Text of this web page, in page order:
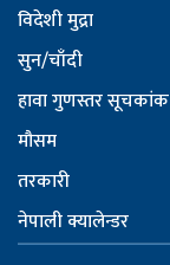
विदेशी मुद्रा
सुन/चाँदी
हावा गुणस्तर सूचकांक
मौसम
तरकारी
नेपाली क्यालेन्डर